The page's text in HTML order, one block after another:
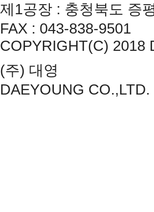
제1공장 : 충청북도 증
FAX : 043-838-9501
COPYRIGHT(C) 2018
(주) 대영
DAEYOUNG CO.,LTD.